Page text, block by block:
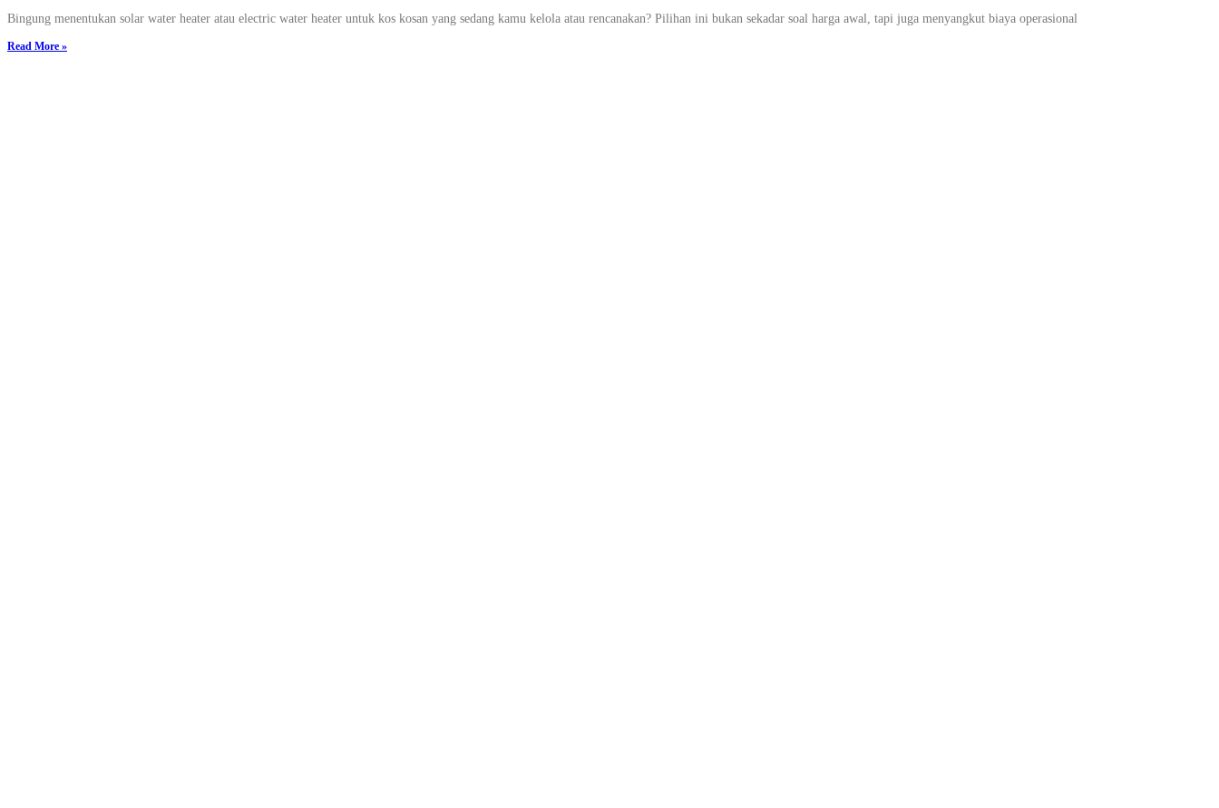
Bingung menentukan solar water heater atau electric water heater untuk kos kosan yang sedang kamu kelola atau rencanakan? Pilihan ini bukan sekadar soal harga awal, tapi juga menyangkut biaya operasional
Read More »